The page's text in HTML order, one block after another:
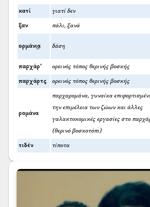
κατί γιατί δεν
ξαν πάλι, ξανά
ορμάνι͜α δάση
παρχάρ’ ορεινός τόπος θερινής βοσκής
παρχάρτς ορεινός τόπος θερινής βοσκής
ρομάνα
παρχαρομάνα, γυναίκα
την επιμέλεια των ζώων και άλλες
γαλακτοκομικές εργασίες στο
(θερινό βοσκοτόπι)
τιδέν τίποτα